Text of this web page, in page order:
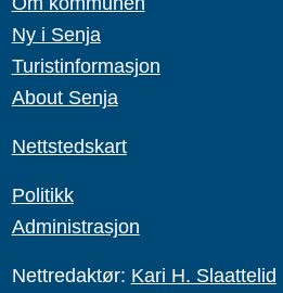
Ny i Senja
Turistinformasjon
About Senja
Nettstedskart
Politikk
Administrasjon
Nettredaktør: Kari H. Slaattelid